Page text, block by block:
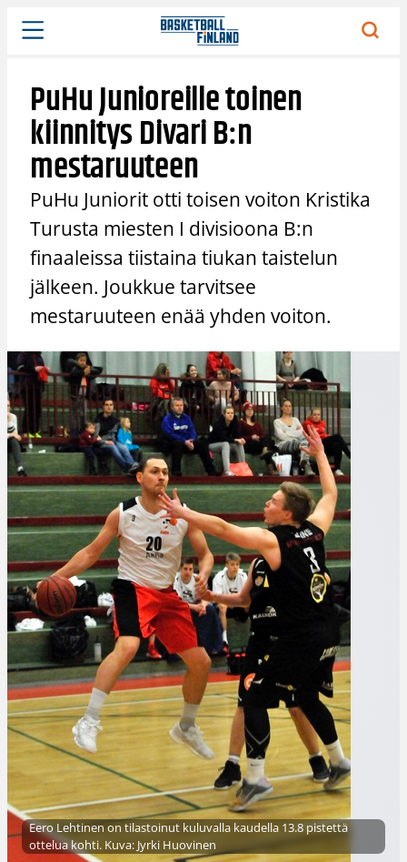
Siirry
sisältöön
PuHu Junioreille toinen
kiinnitys Divari B:n
mestaruuteen
PuHu Juniorit otti toisen voiton Kristika
Turusta miesten I divisioona B:n
finaaleissa tiistaina tiukan taistelun
jälkeen. Joukkue tarvitsee
mestaruuteen enää yhden voiton.
Eero Lehtinen on tilastoinut kuluvalla kaudella 13.8 pistettä
ottelua kohti. Kuva: Jyrki Huovinen